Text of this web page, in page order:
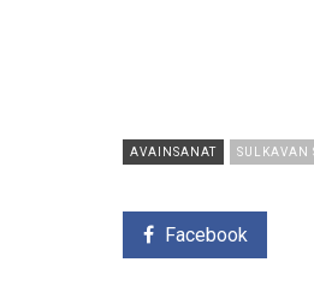
AVAINSANAT SULKAVAN
Facebook